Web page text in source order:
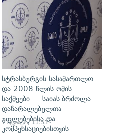
სტრასბურგის სასამართლო
და 2008 წლის ომის
საქმეები — საიას ბრძოლა
დაზარალებულთა
უფლებებისა და
კომპენსაციებისთვის
7 აგვისტო, 11:53